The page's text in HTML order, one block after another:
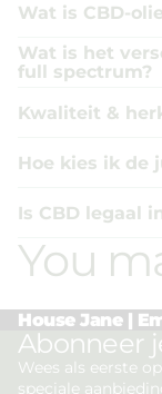
Wat is CBD-
Wat is het
full spectrum?
Kwaliteit &
Hoe kies ik de
Is CBD legaal
You
House Jane |
Abonneer
Wees als eerste
speciale
Privacybeleid
Algemene